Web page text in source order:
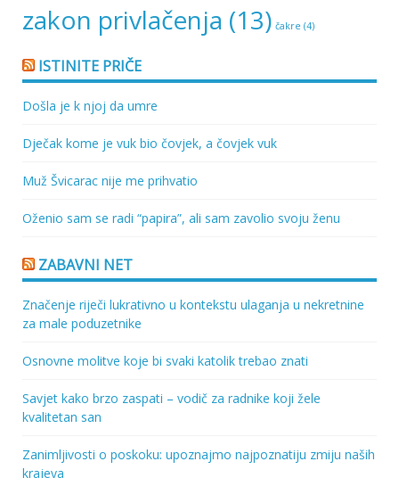
zakon privlačenja (13) čakre (4)
ISTINITE PRIČE
Došla je k njoj da umre
Dječak kome je vuk bio čovjek, a čovjek vuk
Muž Švicarac nije me prihvatio
Oženio sam se radi “papira”, ali sam zavolio svoju ženu
ZABAVNI NET
Značenje riječi lukrativno u kontekstu ulaganja u nekretnine
za male poduzetnike
Osnovne molitve koje bi svaki katolik trebao znati
Savjet kako brzo zaspati – vodič za radnike koji žele
kvalitetan san
Zanimljivosti o poskoku: upoznajmo najpoznatiju zmiju naših
krajeva